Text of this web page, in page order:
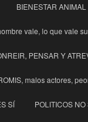
BIENESTAR ANIMAL
vale, lo que vale
PENSAR Y
malos actores,
SÍ POLITICOS